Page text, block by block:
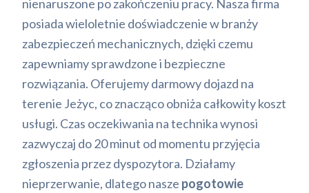
nienaruszone po zakończeniu pracy. Nasza firma
posiada wieloletnie doświadczenie w branży
zabezpieczeń mechanicznych, dzięki czemu
zapewniamy sprawdzone i bezpieczne
rozwiązania. Oferujemy darmowy dojazd na
terenie Jeżyc, co znacząco obniża całkowity koszt
usługi. Czas oczekiwania na technika wynosi
zazwyczaj do 20 minut od momentu przyjęcia
zgłoszenia przez dyspozytora. Działamy
nieprzerwanie, dlatego nasze pogotowie